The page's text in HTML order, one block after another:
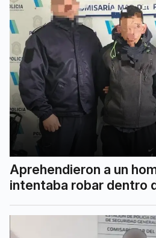
Aprehendieron a un
intentaba robar dentro